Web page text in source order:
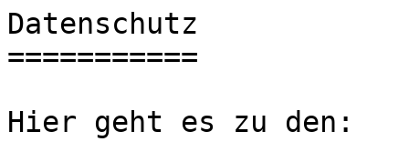
Datenschutz
===========
Hier geht es zu den: